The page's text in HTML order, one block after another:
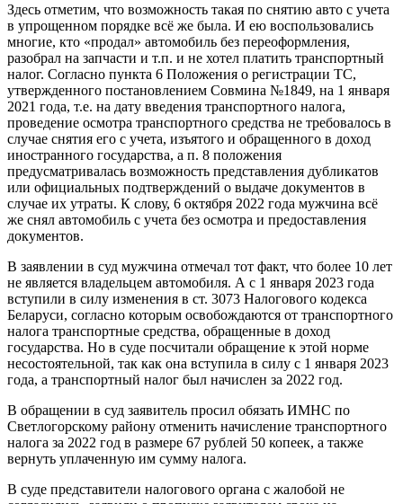
Здесь отметим, что возможность такая по снятию авто с учета
в упрощенном порядке всё же была. И ею воспользовались
многие, кто «продал» автомобиль без переоформления,
разобрал на запчасти и т.п. и не хотел платить транспортный
налог. Согласно пункта 6 Положения о регистрации ТС,
утвержденного постановлением Совмина №1849, на 1 января
2021 года, т.е. на дату введения транспортного налога,
проведение осмотра транспортного средства не требовалось в
случае снятия его с учета, изъятого и обращенного в доход
иностранного государства, а п. 8 положения
предусматривалась возможность представления дубликатов
или официальных подтверждений о выдаче документов в
случае их утраты. К слову, 6 октября 2022 года мужчина всё
же снял автомобиль с учета без осмотра и предоставления
документов.
В заявлении в суд мужчина отмечал тот факт, что более 10 лет
не является владельцем автомобиля. А с 1 января 2023 года
вступили в силу изменения в ст. 3073 Налогового кодекса
Беларуси, согласно которым освобождаются от транспортного
налога транспортные средства, обращенные в доход
государства. Но в суде посчитали обращение к этой норме
несостоятельной, так как она вступила в силу с 1 января 2023
года, а транспортный налог был начислен за 2022 год.
В обращении в суд заявитель просил обязать ИМНС по
Светлогорскому району отменить начисление транспортного
налога за 2022 год в размере 67 рублей 50 копеек, а также
вернуть уплаченную им сумму налога.
В суде представители налогового органа с жалобой не